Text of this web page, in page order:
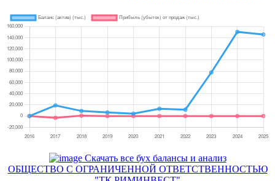
Скачать все бух балансы и анализ
ОБЩЕСТВО С ОГРАНИЧЕННОЙ ОТВЕТСТВЕННОСТЬЮ